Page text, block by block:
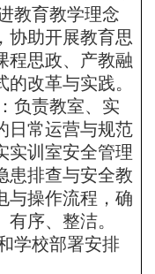
教育教学理念
协助开展教育思
程思政、产教融
改革与实践。
负责教室、实
日常运营与规范
实训室安全管理
患排查与安全教
与操作流程，确
序、整洁。
学校部署安排